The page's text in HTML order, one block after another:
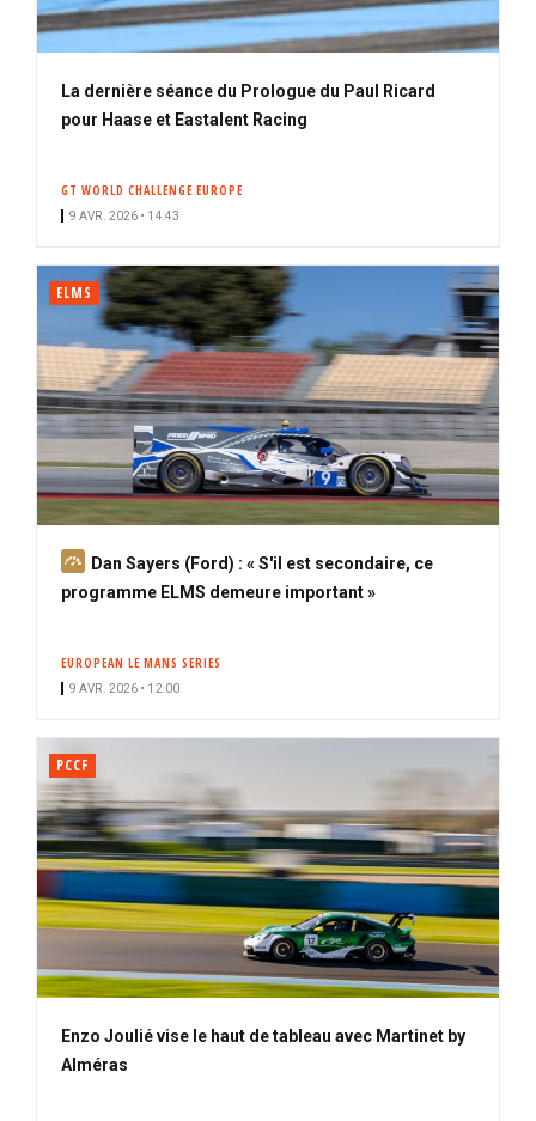
La dernière séance du Prologue du Paul Ricard
pour Haase et Eastalent Racing
GT WORLD CHALLENGE EUROPE
9 AVR. 2026 • 14:43
ELMS
A
b
Dan Sayers (Ford) : « S'il est secondaire, ce
programme ELMS demeure important »
EUROPEAN LE MANS SERIES
9 AVR. 2026 • 12:00
PCCF
Enzo Joulié vise le haut de tableau avec Martinet by
Alméras